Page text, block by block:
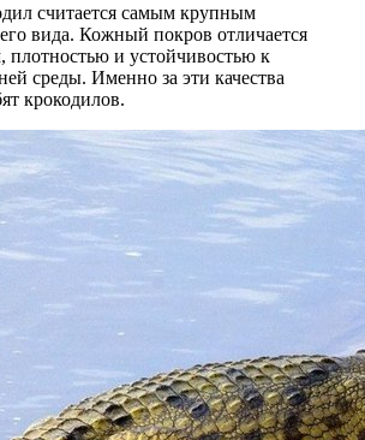
считается самым крупным
вида. Кожный покров отличается
плотностью и устойчивостью к
среды. Именно за эти качества
крокодилов.